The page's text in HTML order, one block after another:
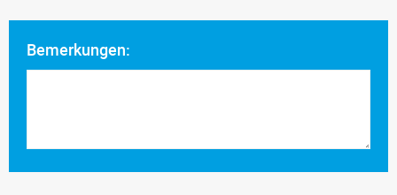
Bemerkungen: